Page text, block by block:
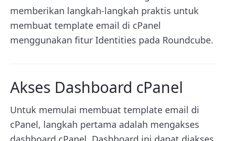
memberikan langkah-langkah praktis untuk
membuat template email di cPanel
menggunakan fitur Identities pada Roundcube.
Akses Dashboard cPanel
Untuk memulai membuat template email di
cPanel, langkah pertama adalah mengakses